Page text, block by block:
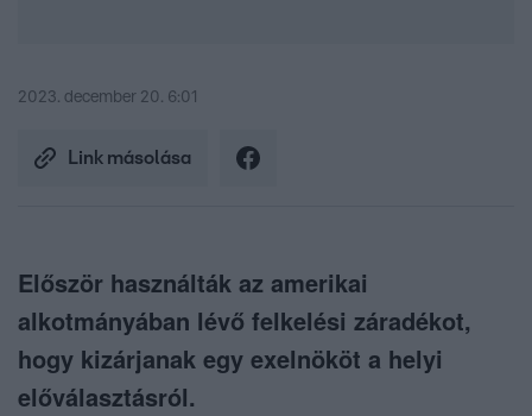
2023. december 20. 6:01
Link másolása
Először használták az amerikai
alkotmányában lévő felkelési záradékot,
hogy kizárjanak egy exelnököt a helyi
előválasztásról.